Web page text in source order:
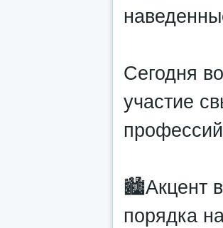
Сегодня
участие
🏙️Акцент
порядка